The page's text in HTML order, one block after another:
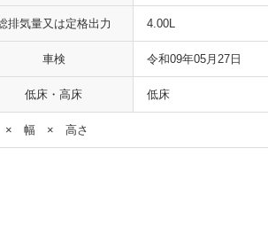
排気量又は定格出力 4.00L
車検 令和09年05月27日
低床・高床 低床
× 幅 × 高さ